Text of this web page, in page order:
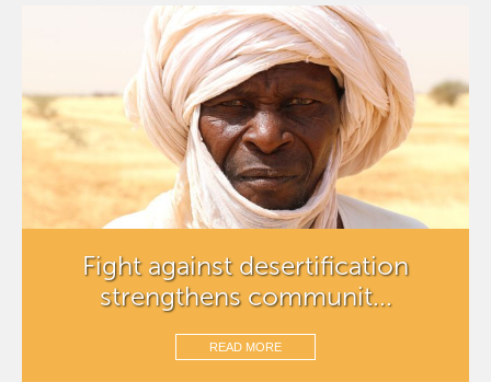
Fight against desertification
strengthens communit...
READ MORE